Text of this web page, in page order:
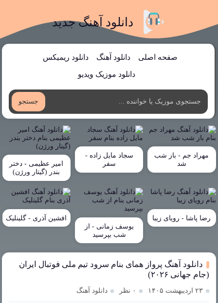
دانلود آهنگ جدید
صفحه اصلی دانلود آهنگ دانلود ریمیکس
دانلود موزیک ویدیو
جستجو
مهراد جم - باز شب
شد
سجاد مایل زاده -
سفر
امیر عظیمی - دختر
بندر (گیتار ورژن)
رضا پاشا - رویای زیبا
یوسف زمانی - از
شب بپرسید
افشین آذری - گلینلیک
دانلود آهنگ پرواز همای بنام سرود تیم ملی فوتبال ایران
(جام جهانی ۲۰۲۶)
۲۳ اردیبهشت ۱۴۰۵ ۰ نظر دانلود آهنگ